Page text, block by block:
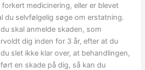
medicinering, eller er blevet
du selvfølgelig søge om erstatning.
skal anmelde skaden, som
dig inden for 3 år, efter at du
slet ikke klar over, at behandlingen,
en skade på dig, så kan du